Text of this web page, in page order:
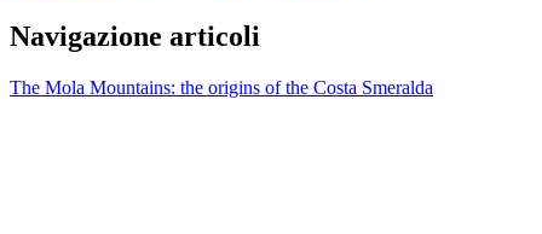
Navigazione articoli
The Mola Mountains: the origins of the Costa Smeralda